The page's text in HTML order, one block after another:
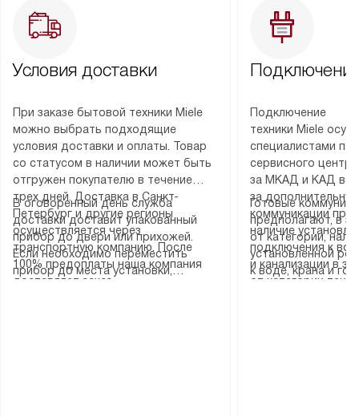
Условия доставки
При заказе бытовой техники Miele
можно выбрать подходящие
условия доставки и оплаты. Товар
со статусом в наличии может быть
отгружен покупателю в течение
трех дней. Доставка в Санкт-
Петербург и другие регионы
осуществляется через
транспортную компанию. После
100% предоплаты наша компания
доставляет заказ
В оговоренный день служба
доставки доставит упакованный
прибор до двери или прихожей.
Если необходимо переместить
прибор до места установки,
Подключение
техники Miele
специалистами
сервисного
за МКАД и КАД
за
коммуникации
наличие
подключения к
и канализации в
от категории
Готовые
предполагают, в
от категории,
установленной
к воде, крана и